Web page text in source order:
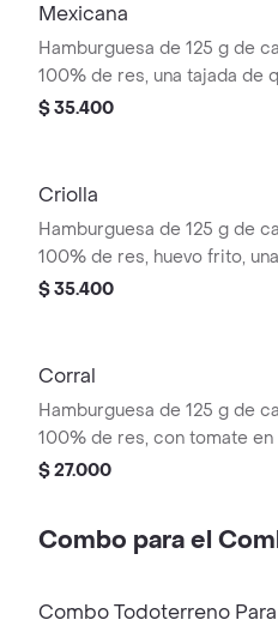
Mexicana
Hamburguesa de 125 g de
100% de res, una tajada de
tipo mozzarella, guacamole,
$ 35.400
Criolla
Hamburguesa de 125 g de
100% de res, huevo frito,
de queso tipo mozzarella,
$ 35.400
Corral
Hamburguesa de 125 g de
100% de res, con tomate en
cebolla en rodajas, lechuga,
$ 27.000
Combo para el
Combo Todoterreno